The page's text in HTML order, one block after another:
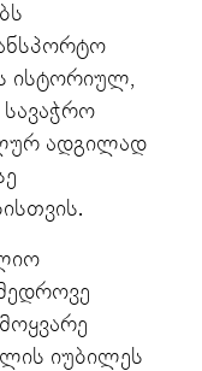
ისტორიულ,
ადგილად
იუბილეს